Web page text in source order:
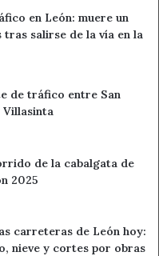
en León: muere un
tras salirse de la vía en la
de tráfico entre San
Villasinta
de la cabalgata de
2025
carreteras de León hoy:
nieve y cortes por obras